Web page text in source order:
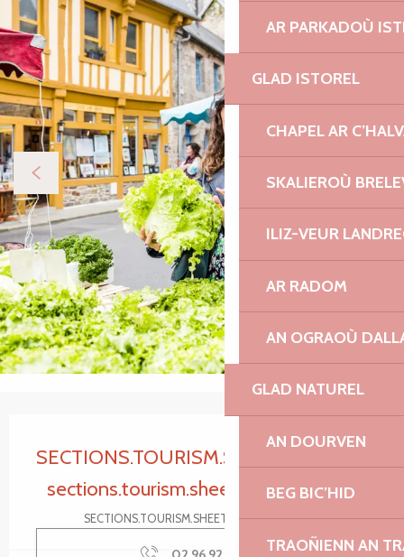
AR PARKADOÙ
GLAD ISTOREL
CHAPEL AR
SKALIEROÙ
ILIZ-VEUR
AR RADOM
AN OGRAOÙ
GLAD NATUREL
AN DOURVEN
BEG BIC’HID
TRAOÑIENN AN
sections.tourism.sheet.periods.today
SECTIONS.TOURISM.SHEET.PERIODS.DETAILS